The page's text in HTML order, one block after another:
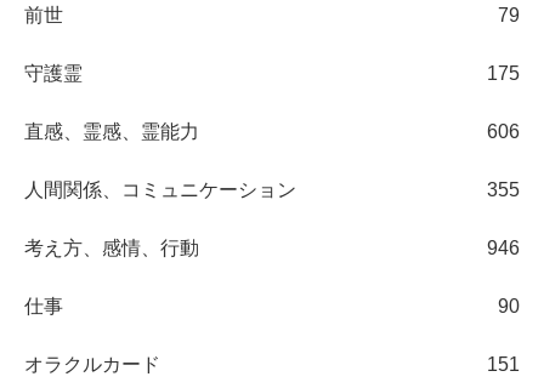
前世 79
守護霊 175
直感、霊感、霊能力 606
人間関係、コミュニケーション 355
考え方、感情、行動 946
仕事 90
オラクルカード 151